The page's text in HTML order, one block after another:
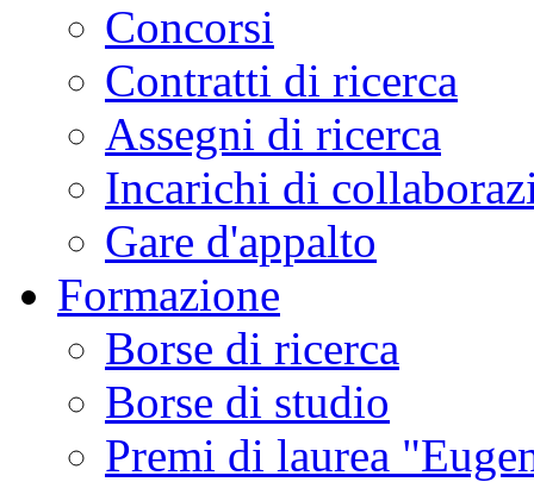
Concorsi
Contratti di ricerca
Assegni di ricerca
Incarichi di
Gare d'appalto
Formazione
Borse di ricerca
Borse di studio
Premi di laurea